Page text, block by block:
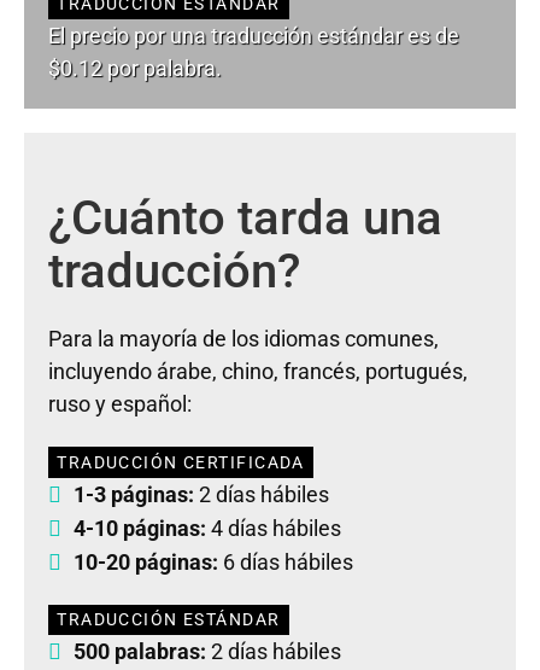
El precio por una traducción estándar es de
$0.12 por palabra.
¿Cuánto tarda una
traducción?
Para la mayoría de los idiomas comunes,
incluyendo árabe, chino, francés, portugués,
ruso y español:
TRADUCCIÓN CERTIFICADA
1-3 páginas: 2 días hábiles
4-10 páginas: 4 días hábiles
10-20 páginas: 6 días hábiles
TRADUCCIÓN ESTÁNDAR
500 palabras: 2 días hábiles